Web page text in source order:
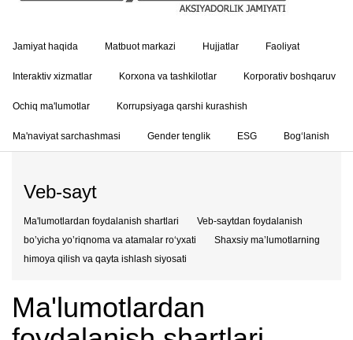
Jamiyat haqida Matbuot markazi Hujjatlar Faoliyat
Interaktiv xizmatlar Korxona va tashkilotlar Korporativ boshqaruv
Ochiq ma'lumotlar Korrupsiyaga qarshi kurashish
Ma'naviyat sarchashmasi Gender tenglik ESG Bog‘lanish
Veb-sayt
Ma'lumotlardan foydalanish shartlari
Veb-saytdan foydalanish
boʼyicha yoʼriqnoma va atamalar ro‘yxati
Shaxsiy maʼlumotlarning
himoya qilish va qayta ishlash siyosati
Ma'lumotlardan